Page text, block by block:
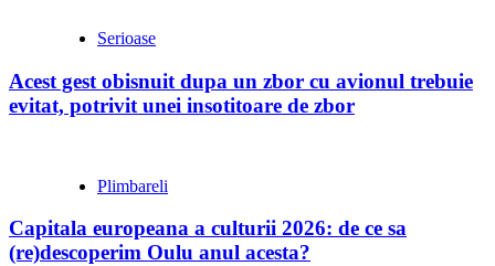
Serioase
Acest gest obisnuit dupa un zbor cu avionul trebuie
evitat, potrivit unei insotitoare de zbor
Plimbareli
Capitala europeana a culturii 2026: de ce sa
(re)descoperim Oulu anul acesta?